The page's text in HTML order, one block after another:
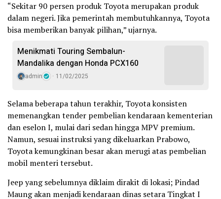
“Sekitar 90 persen produk Toyota merupakan produk
dalam negeri. Jika pemerintah membutuhkannya, Toyota
bisa memberikan banyak pilihan,” ujarnya.
Menikmati Touring Sembalun-
Mandalika dengan Honda PCX160
admin 11/02/2025
Selama beberapa tahun terakhir, Toyota konsisten
memenangkan tender pembelian kendaraan kementerian
dan eselon I, mulai dari sedan hingga MPV premium.
Namun, sesuai instruksi yang dikeluarkan Prabowo,
Toyota kemungkinan besar akan merugi atas pembelian
mobil menteri tersebut.
Jeep yang sebelumnya diklaim dirakit di lokasi; Pindad
Maung akan menjadi kendaraan dinas setara Tingkat I